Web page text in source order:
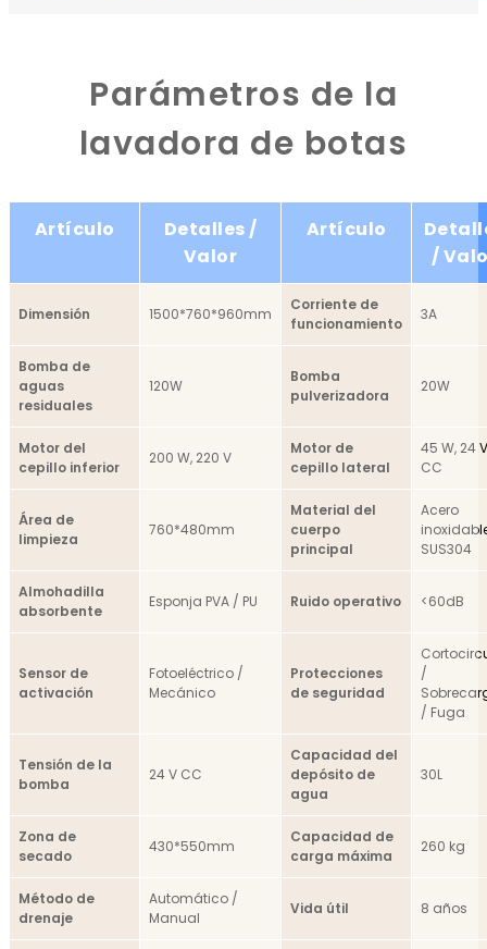
Parámetros de la
lavadora de botas
Artículo
Detalles /
Valor
Artículo
/
Dimensión 1500*760*960mm
Corriente de
funcionamiento
3A
Bomba de
aguas
residuales
120W
Bomba
pulverizadora
20W
Motor del
cepillo inferior
200 W, 220 V
Motor de
cepillo lateral
45 W, 24 V
CC
Área de
limpieza
760*480mm
Material del
cuerpo
principal
Acero
SUS304
Almohadilla
absorbente
Esponja PVA / PU Ruido operativo <60dB
Sensor de
activación
Fotoeléctrico /
Mecánico
Protecciones
de seguridad
/
/ Fuga
Tensión de la
bomba
24 V CC
Capacidad del
depósito de
agua
30L
Zona de
secado
430*550mm
Capacidad de
carga máxima
260 kg
Método de
drenaje
Automático /
Manual
Vida útil 8 años